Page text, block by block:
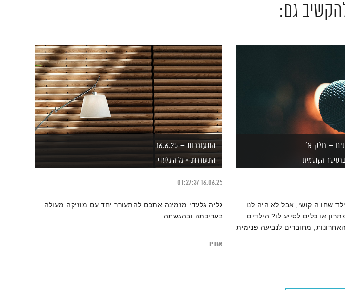
גם:
הקוסמית
שחווה קושי, אבל לא היה לנו
או כלים לסייע לו? הילדים
מחוברים לנביעה פנימית
התעוררות – 16.6.25
התעוררות גליה גלעדי
16.06.25
01:27:37
גליה גלעדי מזמינה אתכם להתעורר יחד עם מוזיקה מעולה
בעריכתה ובהגשתה
אודיו